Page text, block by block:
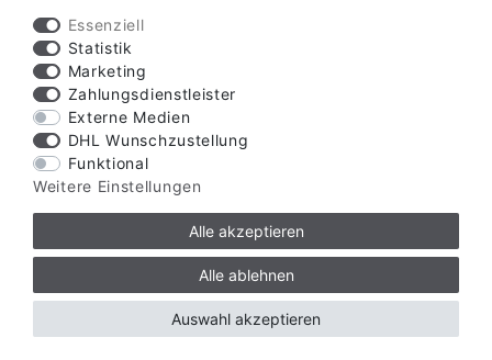
SERVICE
INFORMATIONEN
Essenziell
Statistik
Marketing
Zahlungsdienstleister
Externe Medien
DHL Wunschzustellung
Funktional
Weitere Einstellungen
Alle akzeptieren
Alle ablehnen
Auswahl akzeptieren